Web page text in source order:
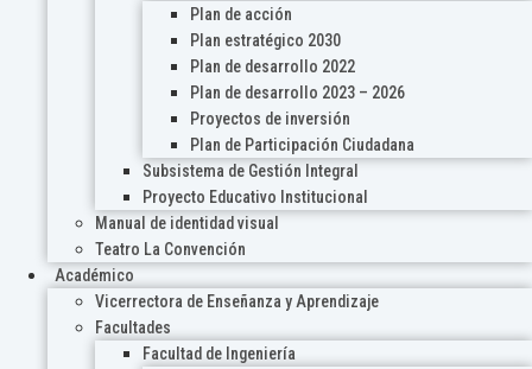
Plan de acción
Plan estratégico 2030
Plan de desarrollo 2022
Plan de desarrollo 2023 – 2026
Proyectos de inversión
Plan de Participación Ciudadana
Subsistema de Gestión Integral
Proyecto Educativo Institucional
Manual de identidad visual
Teatro La Convención
Académico
Vicerrectora de Enseñanza y Aprendizaje
Facultades
Facultad de Ingeniería